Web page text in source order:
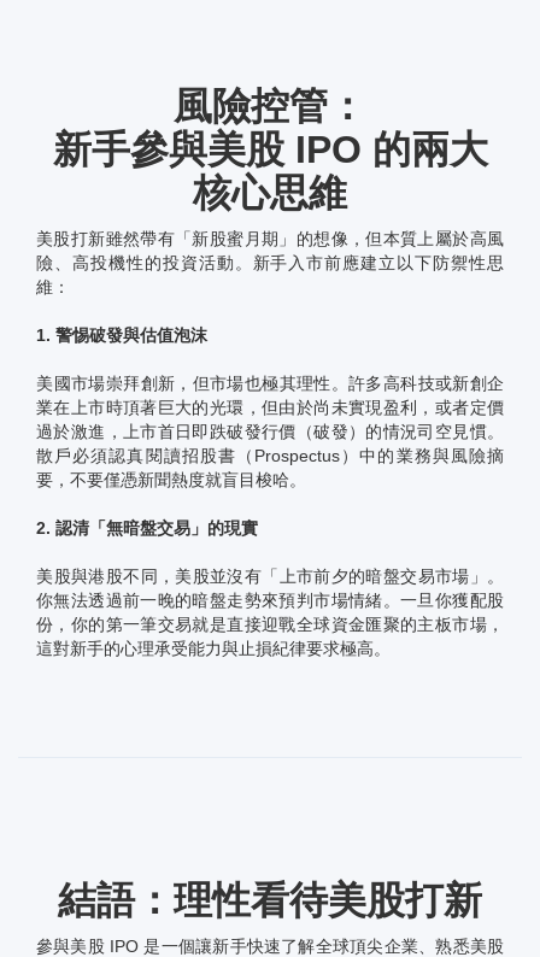
風險控管：
新手參與美股 IPO 的兩大
核心思維
美股打新雖然帶有「新股蜜月期」的想像，但本質上屬於高風
險、高投機性的投資活動。新手入市前應建立以下防禦性思
維：
1. 警惕破發與估值泡沫
美國市場崇拜創新，但市場也極其理性。許多高科技或新創企
業在上市時頂著巨大的光環，但由於尚未實現盈利，或者定價
過於激進，上市首日即跌破發行價（破發）的情況司空見慣。
散戶必須認真閱讀招股書（Prospectus）中的業務與風險摘
要，不要僅憑新聞熱度就盲目梭哈。
2. 認清「無暗盤交易」的現實
美股與港股不同，美股並沒有「上市前夕的暗盤交易市場」。
你無法透過前一晚的暗盤走勢來預判市場情緒。一旦你獲配股
份，你的第一筆交易就是直接迎戰全球資金匯聚的主板市場，
這對新手的心理承受能力與止損紀律要求極高。
結語：理性看待美股打新
參與美股 IPO 是一個讓新手快速了解全球頂尖企業、熟悉美股